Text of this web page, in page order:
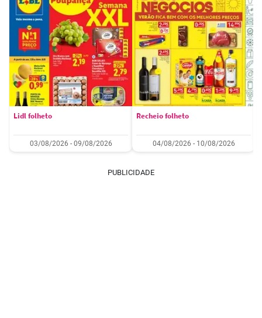
Lidl folheto
03/08/2026 - 09/08/2026
Recheio folheto
04/08/2026 - 10/08/2026
PUBLICIDADE